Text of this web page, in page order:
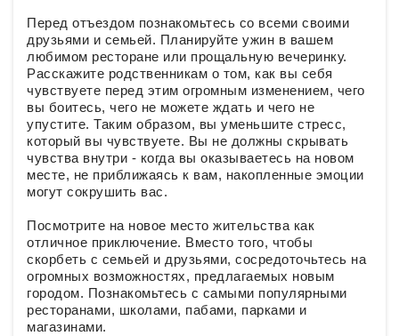
Перед отъездом познакомьтесь со всеми своими
друзьями и семьей. Планируйте ужин в вашем
любимом ресторане или прощальную вечеринку.
Расскажите родственникам о том, как вы себя
чувствуете перед этим огромным изменением, чего
вы боитесь, чего не можете ждать и чего не
упустите. Таким образом, вы уменьшите стресс,
который вы чувствуете. Вы не должны скрывать
чувства внутри - когда вы оказываетесь на новом
месте, не приближаясь к вам, накопленные эмоции
могут сокрушить вас.
Посмотрите на новое место жительства как
отличное приключение. Вместо того, чтобы
скорбеть с семьей и друзьями, сосредоточьтесь на
огромных возможностях, предлагаемых новым
городом. Познакомьтесь с самыми популярными
ресторанами, школами, пабами, парками и
магазинами.